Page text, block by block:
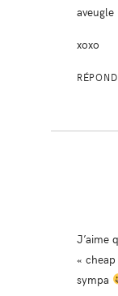
aveugle
xoxo
J’aime
«
sympa